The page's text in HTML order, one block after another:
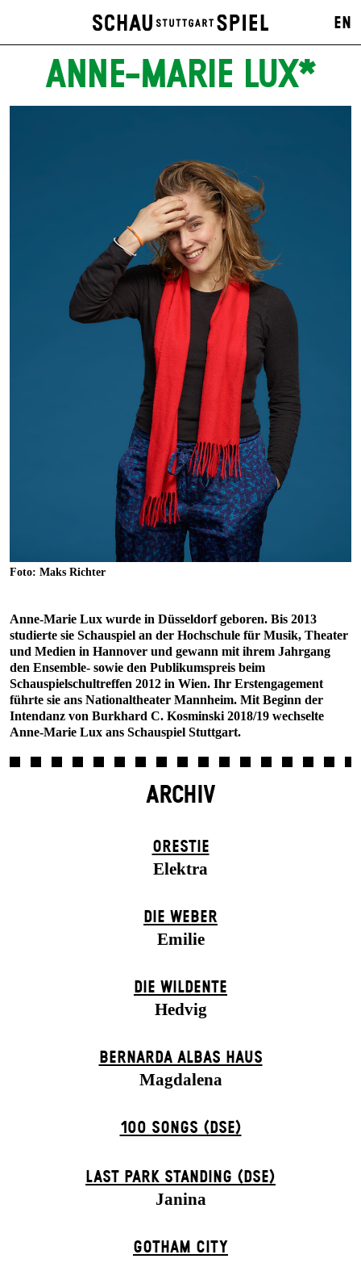
EN
ANNE-MARIE LUX*
Foto: Maks Richter
Anne-Marie Lux wurde in Düsseldorf geboren. Bis 2013
studierte sie Schauspiel an der Hochschule für Musik, Theater
und Medien in Hannover und gewann mit ihrem Jahrgang
den Ensemble- sowie den Publikumspreis beim
Schauspielschultreffen 2012 in Wien. Ihr Erstengagement
führte sie ans Nationaltheater Mannheim. Mit Beginn der
Intendanz von Burkhard C. Kosminski 2018/19 wechselte
Anne-Marie Lux ans Schauspiel Stuttgart.
ARCHIV
ORESTIE
Elektra
DIE WEBER
Emilie
DIE WILDENTE
Hedvig
BERNARDA ALBAS HAUS
Magdalena
100 SONGS (DSE)
LAST PARK STANDING (DSE)
Janina
GOTHAM CITY